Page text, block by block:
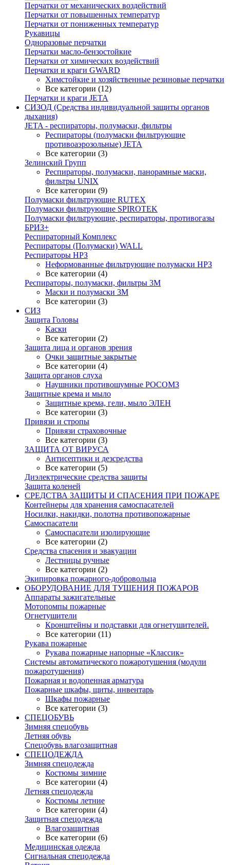
Перчатки от механических воздействий
Перчатки от повышенных температур
Перчатки от пониженных температур
Рукавицы
Одноразовые перчатки
Перчатки масло-бензостойкие
Перчатки от химических воздействий
Перчатки и краги GWARD
Химстойкие и хозяйственные резиновые перчатки
Все категории (12)
Перчатки и краги JETA
СИЗОД (Средства индивидуальной защиты органов
дыхания)
JETA - респираторы, полумаски, фильтры
Респираторы (полумаски фильтрующие
противоаэрозольные) JETA
Все категории (3)
Зелинский Групп
Респираторы, полумаски, панорамные маски,
фильтры UNIX
Все категории (9)
Полумаски фильтрующие RUTEX
Полумаски фильтрующие SPIROTEK
Полумаски фильтрующие, респираторы, противогазы
БРИЗ+
Респираторный Комплекс
Респираторы (Полумаски) WALL
Респираторы НРЗ
Неформованные фильтрующие полумаски НРЗ
Все категории (4)
Респираторы, полумаски, фильтры 3М
Маски и полумаски 3М
Все категории (3)
СИЗ
Защита Головы
Каски
Все категории (2)
Защита лица и органов зрения
Очки защитные закрытые
Все категории (4)
Защита органов слуха
Наушники противошумные РОСОМЗ
Защитные крема и мыло
Защитные крема, гели, мыло ЭЛЕН
Все категории (3)
Привязи и стропы
Привязи страховочные
Все категории (3)
ЗАЩИТА ОТ ВИРУСА
Антисептики и дезсредства
Все категории (5)
Диэлектрические средства защиты
Защита коленей
СРЕДСТВА ЗАЩИТЫ И СПАСЕНИЯ ПРИ ПОЖАРЕ
Контейнеры для хранения самоспасателей
Носилки, накидки, полотна противопожарные
Самоспасатели
Самоспасатели изолирующие
Все категории (2)
Средства спасения и эвакуации
Лестницы ручные
Все категории (2)
Экипировка пожарного-добровольца
ОБОРУДОВАНИЕ ДЛЯ ТУШЕНИЯ ПОЖАРОВ
Аппараты зажигательные
Мотопомпы пожарные
Огнетушители
Кронштейны и подставки для огнетушителей.
Все категории (11)
Рукава пожарные
Рукава пожарные напорные «Классик»
Системы автоматического пожаротушения (модули
пожаротушения)
Пожарная и водопенная арматура
Пожарные шкафы, щиты, инвентарь
Шкафы пожарные
Все категории (3)
СПЕЦОБУВЬ
Зимняя спецобувь
Летняя обувь
Спецобувь влагозащитная
СПЕЦОДЕЖДА
Зимняя спецодежда
Костюмы зимние
Все категории (4)
Летняя спецодежда
Костюмы летние
Все категории (4)
Защитная спецодежда
Влагозащитная
Все категории (6)
Медицинская одежда
Сигнальная спецодежда